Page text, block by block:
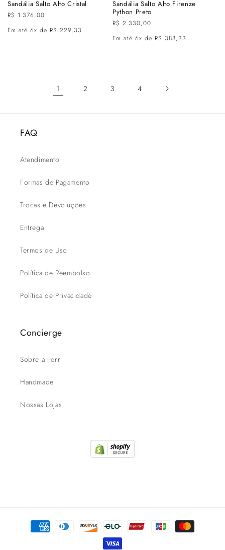
Sandália Salto Alto Cristal
Preço
R$ 1.376,00
Em até 6x de R$ 229,33
Sandália Salto Alto Firenze
Python Preto
Preço
R$ 2.330,00
Em até 6x de R$ 388,33
1 2 3 4
FAQ
Atendimento
Formas de Pagamento
Trocas e Devoluções
Entrega
Termos de Uso
Política de Reembolso
Política de Privacidade
Concierge
Sobre a Ferri
Handmade
Nossas Lojas
Formas